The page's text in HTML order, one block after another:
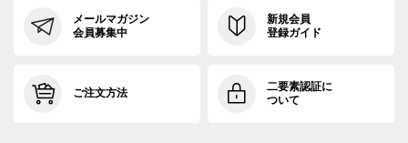
メールマガジン
会員募集中
新規会員
登録ガイド
ご注文方法
二要素認証に
ついて